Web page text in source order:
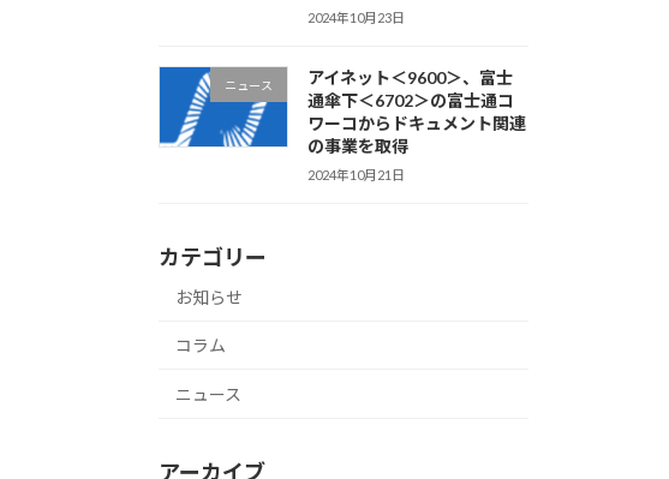
2024年10月23日
ニュース
アイネット＜9600＞、富士
通傘下＜6702＞の富士通コ
ワーコからドキュメント関連
の事業を取得
2024年10月21日
カテゴリー
お知らせ
コラム
ニュース
アーカイブ